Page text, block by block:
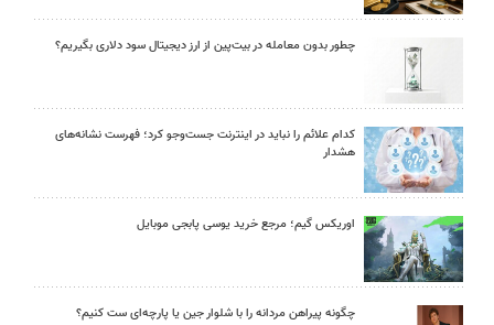
چطور بدون معامله در بیت‌پین از ارز دیجیتال سود دلاری بگیریم؟
کدام علائم را نباید در اینترنت جست‌وجو کرد؛ فهرست نشانه‌های
هشدار
اوریکس گیم؛ مرجع خرید یوسی پابجی موبایل
چگونه پیراهن مردانه را با شلوار جین یا پارچه‌ای ست کنیم؟